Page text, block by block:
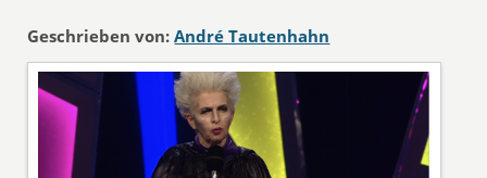
Geschrieben von: André Tautenhahn